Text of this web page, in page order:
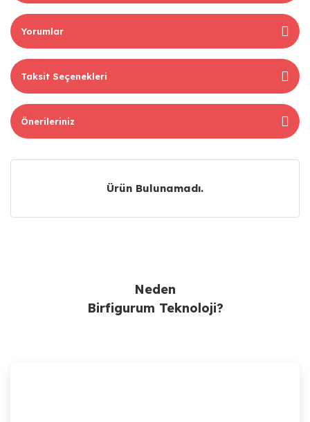
Yorumlar
Taksit Seçenekleri
Önerileriniz
Ürün Bulunamadı.
Neden
Birfigurum Teknoloji?